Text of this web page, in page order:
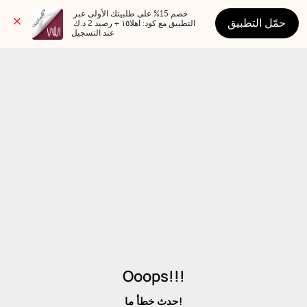
عند التسجيل
حمّل التطبيق
Ooops!!!
حدث خطأ ما!